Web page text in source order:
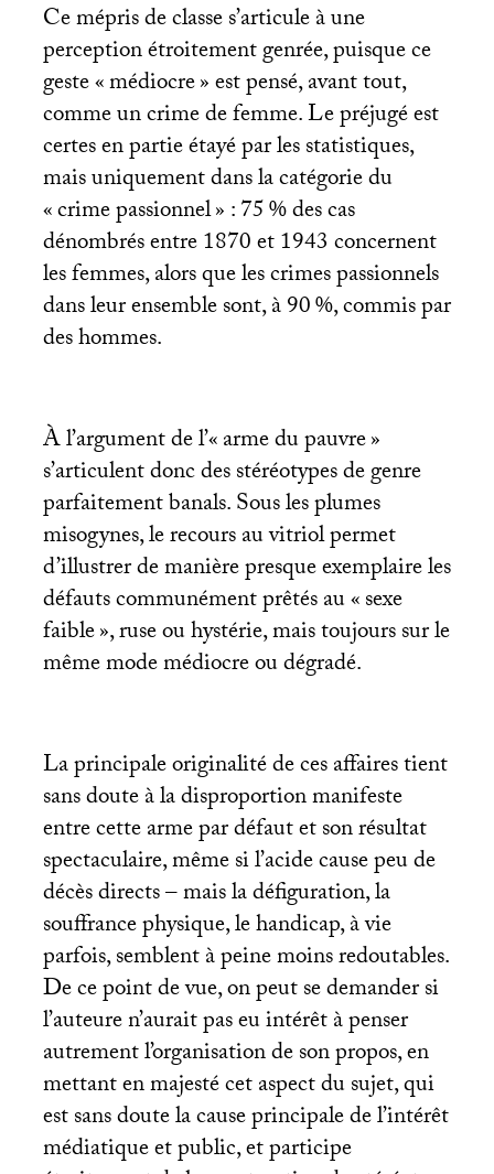
Ce mépris de classe s’articule à une
perception étroitement genrée, puisque ce
geste «médiocre» est pensé, avant tout,
comme un crime de femme. Le préjugé est
certes en partie étayé par les statistiques,
mais uniquement dans la catégorie du
«crime passionnel» : 75% des cas
dénombrés entre 1870 et 1943 concernent
les femmes, alors que les crimes passionnels
dans leur ensemble sont, à 90%, commis par
des hommes.
À l’argument de l’«arme du pauvre»
s’articulent donc des stéréotypes de genre
parfaitement banals. Sous les plumes
misogynes, le recours au vitriol permet
d’illustrer de manière presque exemplaire les
défauts communément prêtés au «sexe
faible», ruse ou hystérie, mais toujours sur le
même mode médiocre ou dégradé.
La principale originalité de ces affaires tient
sans doute à la disproportion manifeste
entre cette arme par défaut et son résultat
spectaculaire, même si l’acide cause peu de
décès directs – mais la défiguration, la
souffrance physique, le handicap, à vie
parfois, semblent à peine moins redoutables.
De ce point de vue, on peut se demander si
l’auteure n’aurait pas eu intérêt à penser
autrement l’organisation de son propos, en
mettant en majesté cet aspect du sujet, qui
est sans doute la cause principale de l’intérêt
médiatique et public, et participe